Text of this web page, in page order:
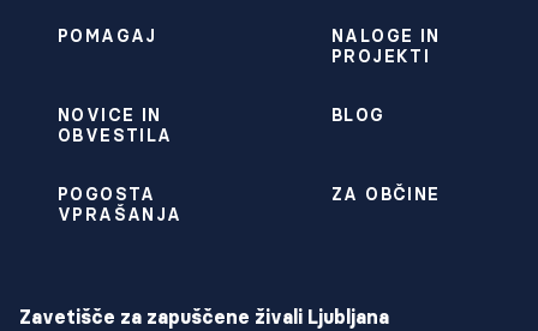
POMAGAJ
NALOGE IN
PROJEKTI
NOVICE IN
OBVESTILA
BLOG
POGOSTA
VPRAŠANJA
ZA OBČINE
Zavetišče za zapuščene živali Ljubljana